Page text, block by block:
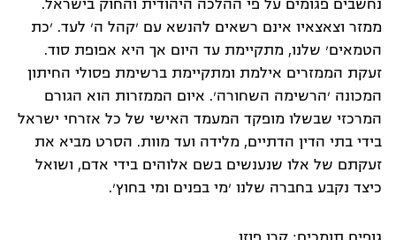
נחשבים פגומים על פי ההלכה היהודית והחוק בישראל.
ממזר וצאצאיו אינם רשאים להנשא עם ׳קהל ה׳ לעד. ׳כת
הטמאים׳ שלנו, מתקיימת עד היום אך היא אפופת סוד.
זעקת הממזרים אילמת ומתקיימת ברשימת פסולי החיתון
המכונה ׳הרשימה השחורה׳. איום הממזרות הוא הגורם
המרכזי שבשלו מופקד המעמד האישי של כל אזרחי ישראל
בידי בתי הדין הדתיים, מלידה ועד מוות. הסרט מביא את
זעקתם של אלו שנענשים בשם אלוהים בידי אדם, ושואל
כיצד נקבע בחברה שלנו ׳מי בפנים ומי בחוץ׳.